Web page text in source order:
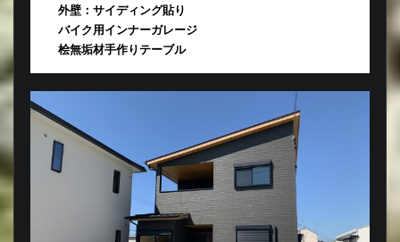
外壁：サイディング貼り
バイク用インナーガレージ
桧無垢材手作りテーブル